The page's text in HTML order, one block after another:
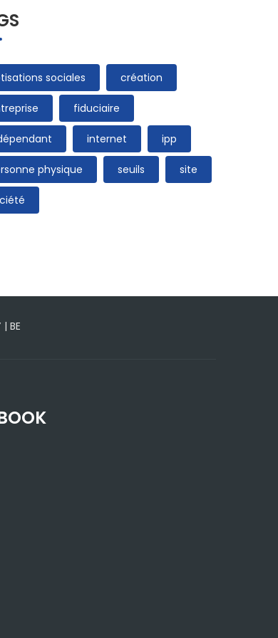
sociales création
fiduciaire
internet ipp
physique seuils site
BE